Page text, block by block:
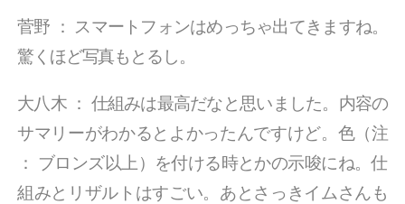
菅野 ：
スマートフォンはめっちゃ出てきますね。
驚くほど写真もとるし。
大八木： 仕組みは最高だなと思いました。内容の
サマリーがわかるとよかったんですけど。色（注
： ブロンズ以上）を付ける時とかの示唆にね。仕
組みとリザルトはすごい。あとさっきイムさんも